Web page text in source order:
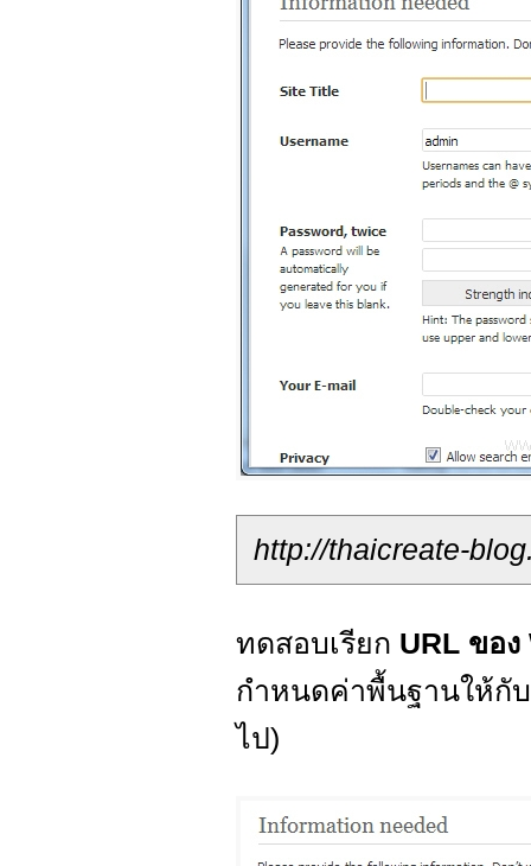
http://thaicreate-
ทดสอบเรียก URL ขอ
กำหนดค่าพื้นฐานให้กั
ไป)